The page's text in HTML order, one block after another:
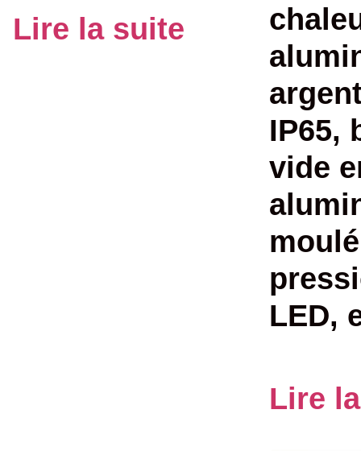
Lire la suite
IP65,
vide
LED,
Lire